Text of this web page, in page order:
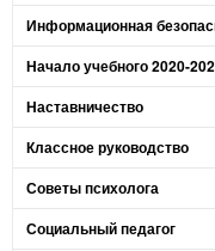
Информационная
Начало учебного 2020-
Наставничество
Классное руководство
Советы психолога
Социальный педагог